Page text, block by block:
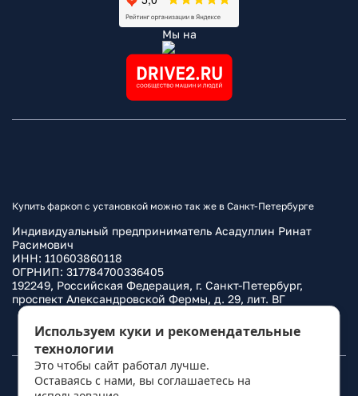
Мы на
Купить фаркоп с установкой можно так же в Санкт-Петербурге
Индивидуальный предприниматель Асадуллин Ринат
Расимович
ИНН: 110603860118
ОГРНИП: 317784700336405
192249, Российская Федерация, г. Санкт-Петербург,
проспект Александровской Фермы, д. 29, лит. ВГ
Политика конфиденциальности
© 2010– 2026Фаркоп.ру
Используем куки и рекомендательные
технологии
Это чтобы сайт работал лучше.
Оставаясь с нами, вы соглашаетесь на